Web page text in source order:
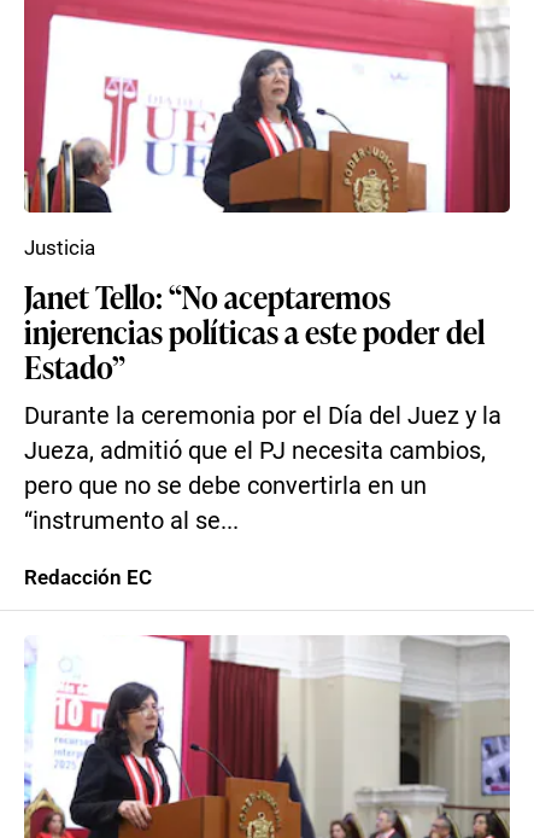
Janet Tello: “No aceptaremos
injerencias políticas a este poder del
Estado”
Durante la ceremonia por el Día del Juez y la
Jueza, admitió que el PJ necesita cambios,
pero que no se debe convertirla en un
“instrumento al se...
Justicia
Redacción EC